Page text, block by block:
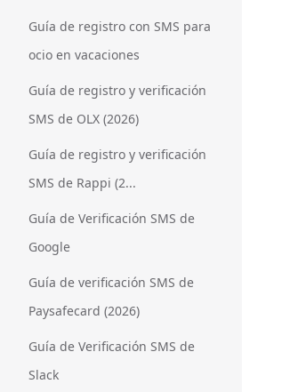
Guía de registro con SMS para
ocio en vacaciones
Guía de registro y verificación
SMS de OLX (2026)
Guía de registro y verificación
SMS de Rappi (2...
Guía de Verificación SMS de
Google
Guía de verificación SMS de
Paysafecard (2026)
Guía de Verificación SMS de
Slack